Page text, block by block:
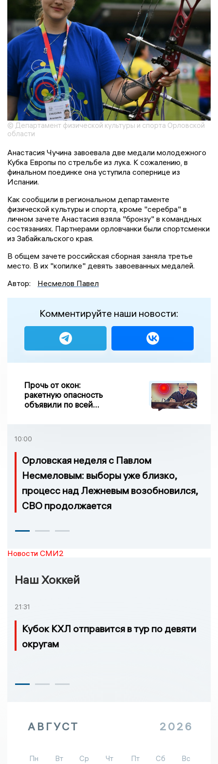
© Департамент физической культуры и спорта Орловской
области
Анастасия Чучина завоевала две медали молодежного
Кубка Европы по стрельбе из лука. К сожалению, в
финальном поединке она уступила сопернице из
Испании.
Как сообщили в региональном департаменте
физической культуры и спорта, кроме "серебра" в
личном зачете Анастасия взяла "бронзу" в командных
состязаниях. Партнерами орловчанки были спортсменки
из Забайкальского края.
В общем зачете российская сборная заняла третье
место. В их "копилке" девять завоеванных медалей.
Автор:
Несмелов Павел
Комментируйте наши новости:
Прочь от окон:
ракетную опасность
объявили по всей
10:00
Орловская неделя с Павлом
Несмеловым: выборы уже близко,
процесс над Лежневым возобновился,
СВО продолжается
Новости СМИ2
Наш Хоккей
21:31
Кубок КХЛ отправится в тур по девяти
округам
АВГУСТ 2026
Пн Вт Ср Чт Пт Сб
Вс